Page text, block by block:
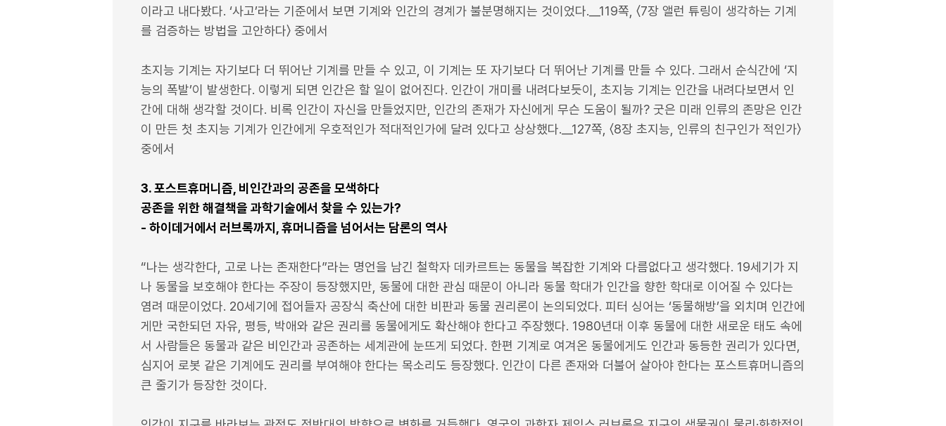
이라고 내다봤다. ‘사고’라는 기준에서 보면 기계와 인간의 경계가 불분명해지는 것이었다.__119쪽, 〈7장 앨런 튜링이 생각하는 기계
를 검증하는 방법을 고안하다〉 중에서
초지능 기계는 자기보다 더 뛰어난 기계를 만들 수 있고, 이 기계는 또 자기보다 더 뛰어난 기계를 만들 수 있다. 그래서 순식간에 ‘지
능의 폭발’이 발생한다. 이렇게 되면 인간은 할 일이 없어진다. 인간이 개미를 내려다보듯이, 초지능 기계는 인간을 내려다보면서 인
간에 대해 생각할 것이다. 비록 인간이 자신을 만들었지만, 인간의 존재가 자신에게 무슨 도움이 될까? 굿은 미래 인류의 존망은 인간
이 만든 첫 초지능 기계가 인간에게 우호적인가 적대적인가에 달려 있다고 상상했다.__127쪽, 〈8장 초지능, 인류의 친구인가 적인가〉
중에서
3. 포스트휴머니즘, 비인간과의 공존을 모색하다
공존을 위한 해결책을 과학기술에서 찾을 수 있는가?
- 하이데거에서 러브록까지, 휴머니즘을 넘어서는 담론의 역사
“나는 생각한다, 고로 나는 존재한다”라는 명언을 남긴 철학자 데카르트는 동물을 복잡한 기계와 다름없다고 생각했다. 19세기가 지
나 동물을 보호해야 한다는 주장이 등장했지만, 동물에 대한 관심 때문이 아니라 동물 학대가 인간을 향한 학대로 이어질 수 있다는
염려 때문이었다. 20세기에 접어들자 공장식 축산에 대한 비판과 동물 권리론이 논의되었다. 피터 싱어는 ‘동물해방’을 외치며 인간에
게만 국한되던 자유, 평등, 박애와 같은 권리를 동물에게도 확산해야 한다고 주장했다. 1980년대 이후 동물에 대한 새로운 태도 속에
서 사람들은 동물과 같은 비인간과 공존하는 세계관에 눈뜨게 되었다. 한편 기계로 여겨온 동물에게도 인간과 동등한 권리가 있다면,
심지어 로봇 같은 기계에도 권리를 부여해야 한다는 목소리도 등장했다. 인간이 다른 존재와 더불어 살아야 한다는 포스트휴머니즘의
큰 줄기가 등장한 것이다.